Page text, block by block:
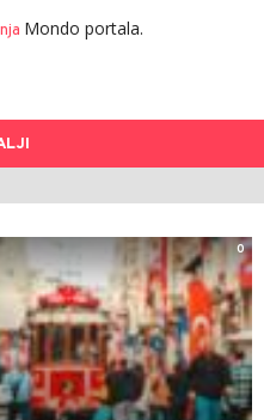
Mondo portala.
0